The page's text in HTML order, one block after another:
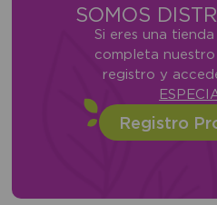
SOMOS
Si eres una
completa
registro y
Registro